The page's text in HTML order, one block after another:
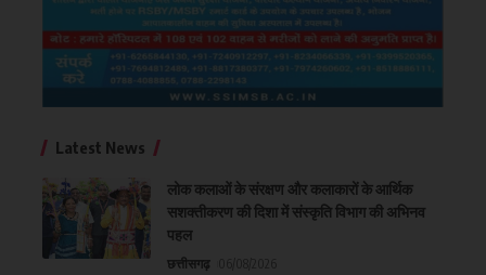
Latest News
लोक कलाओं के संरक्षण और कलाकारों के आर्थिक
सशक्तीकरण की दिशा में संस्कृति विभाग की अभिनव
पहल
छत्तीसगढ़